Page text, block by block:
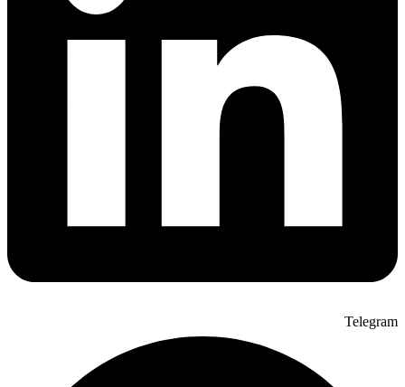
Telegram